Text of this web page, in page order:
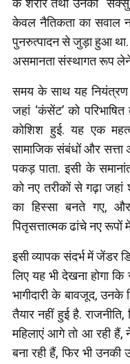
के शरीर तथा उनकी
केवल नैतिकता का सवाल
पुनरुत्पादन से जुड़ा हुआ था.
असमानता संस्थागत रूप
समय के साथ यह नियंत्रण
जहां ‘कंसेंट’ को
कोशिश हुई. यह एक
सामाजिक संबंधों और सत्ता
पकड़ पाता. इसी के
को नए तरीकों से गढ़ा जहां
का हिस्सा बनते गए,
पितृसत्तात्मक ढांचे नए रूपों
इसी व्यापक संदर्भ में जेंडर
लिए यह भी देखना होगा
भागीदारी के बावजूद, उनके
तैयार नहीं हुई है. राजनीति,
महिलाएं आगे तो आ रही हैं,
बना रही हैं, फिर भी